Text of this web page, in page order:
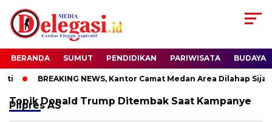
BERANDA SUMUT PENDIDIKAN PARIWISATA BUDAYA
BREAKING NEWS, Kantor Camat Medan Area Dilahap
TopikDonald Trump Ditembak Saat Kampanye
Pilpres AS